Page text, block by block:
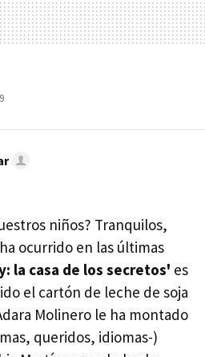
niños? Tranquilos,
ocurrido en las últimas
la casa de los secretos' es
el cartón de leche de soja
Molinero le ha montado
queridos, idiomas-)